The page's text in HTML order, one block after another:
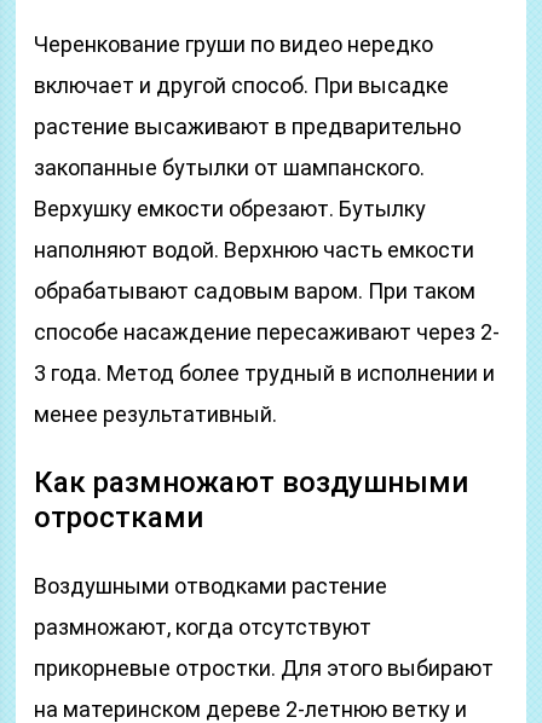
Черенкование груши по видео нередко
включает и другой способ. При высадке
растение высаживают в предварительно
закопанные бутылки от шампанского.
Верхушку емкости обрезают. Бутылку
наполняют водой. Верхнюю часть емкости
обрабатывают садовым варом. При таком
способе насаждение пересаживают через 2-
3 года. Метод более трудный в исполнении и
менее результативный.
Как размножают воздушными
отростками
Воздушными отводками растение
размножают, когда отсутствуют
прикорневые отростки. Для этого выбирают
на материнском дереве 2-летнюю ветку и